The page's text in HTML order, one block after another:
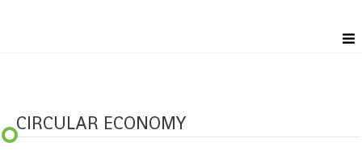
CIRCULAR ECONOMY